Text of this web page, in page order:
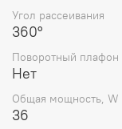
Угол рассеивания
360°
Поворотный плафон
Нет
Общая мощность, W
36